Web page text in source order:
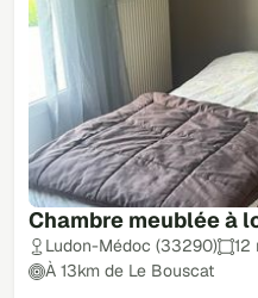
Chambre meublée à
Ludon-Médoc (33290) 12
À 13km de Le Bouscat